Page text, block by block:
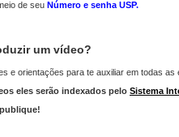
de seu Número e senha USP.
um vídeo?
e orientações para te auxiliar em todas
eles serão indexados pelo Sistema